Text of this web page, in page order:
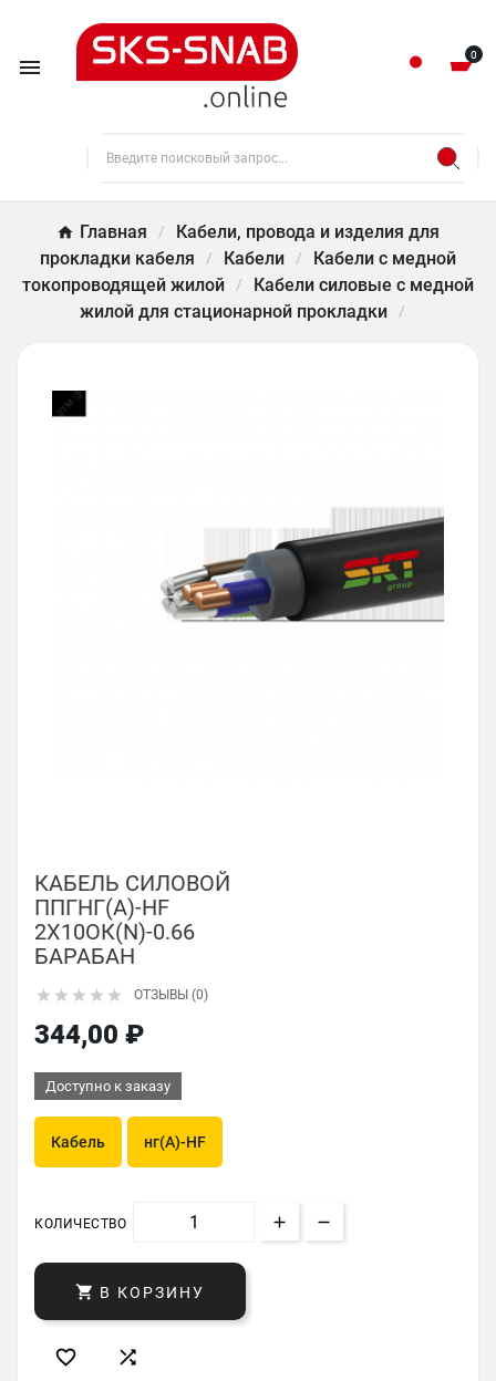
 0
Главная
Кабели, провода и изделия для
прокладки кабеля
Кабели
Кабели с медной
токопроводящей жилой
Кабели силовые с медной
жилой для стационарной прокладки
КАБЕЛЬ СИЛОВОЙ
ППГНГ(А)-HF
2Х10ОК(N)-0.66
БАРАБАН
     ОТЗЫВЫ (0)
344,00 ₽
Доступно к заказу
Кабель нг(A)-HF
КОЛИЧЕСТВО
 В КОРЗИНУ
 